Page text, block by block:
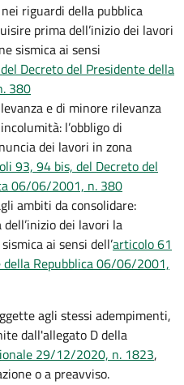
riguardi della pubblica
prima dell’inizio dei lavori
sismica ai sensi
Decreto del Presidente della
380
e di minore rilevanza
l’obbligo di
dei lavori in zona
93, 94 bis, del Decreto del
06/06/2001, n. 380
ambiti da consolidare:
dei lavori la
ai sensi dell’articolo 61
della Repubblica 06/06/2001,
agli stessi adempimenti,
dall'allegato D della
29/12/2020, n. 1823,
o a preavviso.